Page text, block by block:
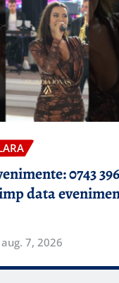
0743
data
aug. 7, 2026